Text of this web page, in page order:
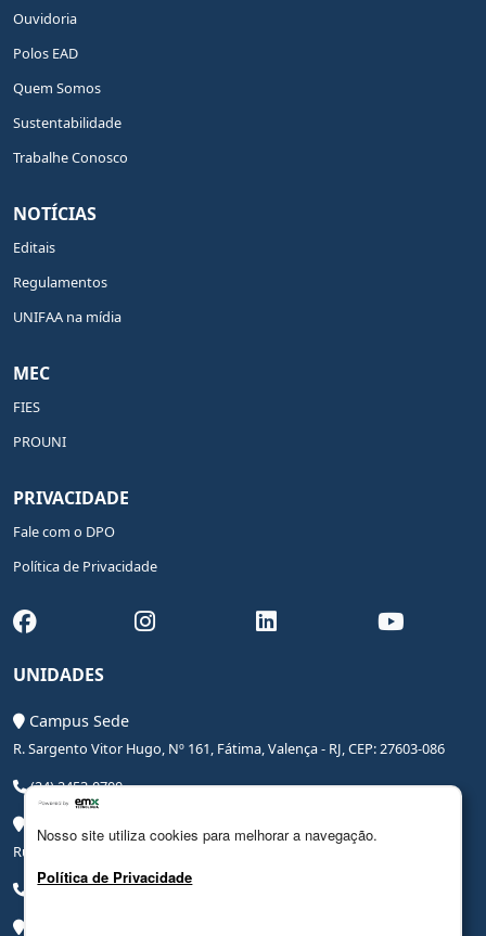
Ouvidoria
Polos EAD
Quem Somos
Sustentabilidade
Trabalhe Conosco
NOTÍCIAS
Editais
Regulamentos
UNIFAA na mídia
MEC
FIES
PROUNI
PRIVACIDADE
Fale com o DPO
Política de Privacidade
UNIDADES
Campus Sede
R. Sargento Vitor Hugo, Nº 161, Fátima, Valença - RJ, CEP: 27603-086
(24) 2453-0700
Rua Coronel Leite Pinto, Nº 20, Centro, Valença - RJ, CEP: 27600-000
(24) 3206-0090
Nosso site utiliza cookies para melhorar a navegação.
Política de Privacidade